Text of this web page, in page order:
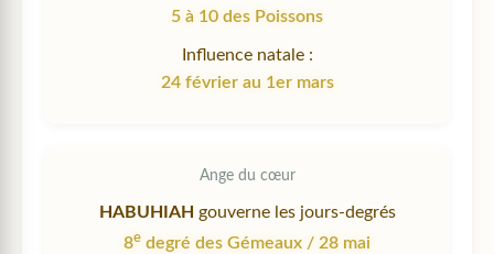
5 à 10 des Poissons
Influence natale :
24 février au 1er mars
Ange du cœur
HABUHIAH gouverne les jours-degrés
8e degré des Gémeaux / 28 mai